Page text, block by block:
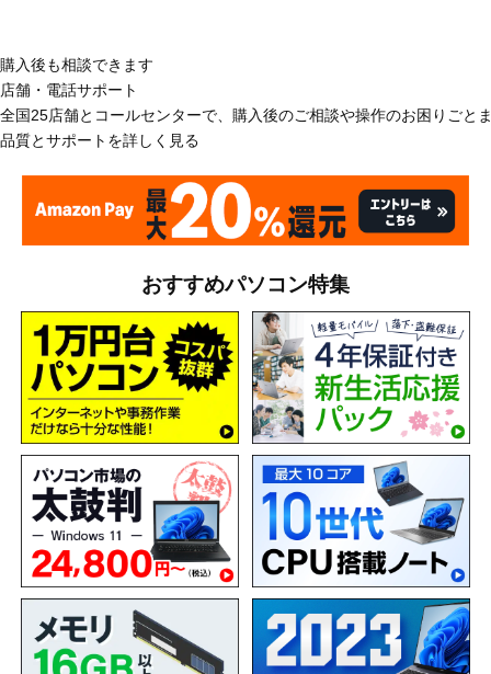
購入後も相談できます
店舗・電話サポート
全国25店舗とコールセンターで、購入後のご相談や操作のお困りごと
品質とサポートを詳しく見る
おすすめパソコン特集